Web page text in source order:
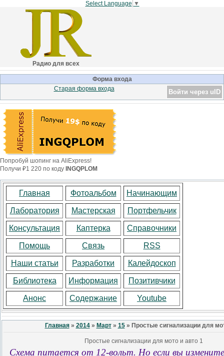
Select Language ▼
Радио для всех
Форма входа
Войти через uID
Старая форма входа
Попробуй шопинг на AliExpress!
Получи ₽1 220 по коду INGQPLOM
Главная Фотоальбом Начинающим
Лаборатория Мастерская Портфельчик
Консультация Каптерка Справочники
Помощь Связь RSS
Наши статьи Разработки Калейдоскоп
Библиотека Информация Позитивчики
Анонс Содержание Youtube
Главная» 2014 » Март » 15» Простые сигнализации для
Простые сигнализации для мото и авто 1
Схема питается от 12-вольт. Но если вы